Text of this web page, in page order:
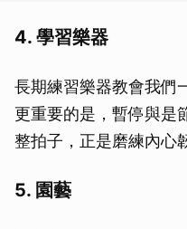
4. 學習樂器
長期練習樂器教會我們
更重要的是，暫停與是
整拍子，正是磨練內心
5. 園藝